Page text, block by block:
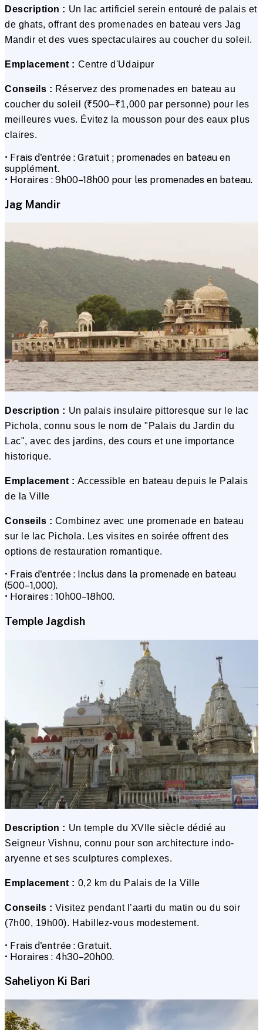
Description : Un lac artificiel serein entouré de palais et
de ghats, offrant des promenades en bateau vers Jag
Mandir et des vues spectaculaires au coucher du soleil.
Emplacement : Centre d'Udaipur
Conseils : Réservez des promenades en bateau au
coucher du soleil (₹500–₹1,000 par personne) pour les
meilleures vues. Évitez la mousson pour des eaux plus
claires.
• Frais d'entrée : Gratuit ; promenades en bateau en
supplément.
• Horaires : 9h00–18h00 pour les promenades en bateau.
Jag Mandir
Description : Un palais insulaire pittoresque sur le lac
Pichola, connu sous le nom de "Palais du Jardin du
Lac", avec des jardins, des cours et une importance
historique.
Emplacement : Accessible en bateau depuis le Palais
de la Ville
Conseils : Combinez avec une promenade en bateau
sur le lac Pichola. Les visites en soirée offrent des
options de restauration romantique.
• Frais d'entrée : Inclus dans la promenade en bateau
(₹500–₹1,000).
• Horaires : 10h00–18h00.
Temple Jagdish
Description : Un temple du XVIIe siècle dédié au
Seigneur Vishnu, connu pour son architecture indo-
aryenne et ses sculptures complexes.
Emplacement : 0,2 km du Palais de la Ville
Conseils : Visitez pendant l’aarti du matin ou du soir
(7h00, 19h00). Habillez-vous modestement.
• Frais d'entrée : Gratuit.
• Horaires : 4h30–20h00.
Saheliyon Ki Bari